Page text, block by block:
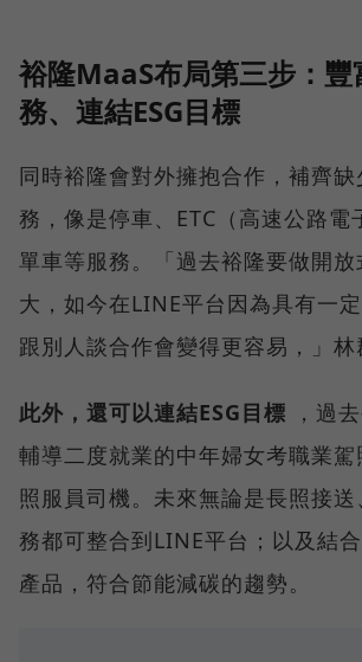
裕隆MaaS布局第三步：豐
務、連結ESG目標
同時裕隆會對外擁抱合作，補齊缺
務，像是停車、ETC（高速公路電
單車等服務。「過去裕隆要做開
大，如今在LINE平台因為具有一
跟別人談合作會變得更容易，」林
此外，還可以連結ESG目標 ，過
輔導二度就業的中年婦女考職業
照服員司機。未來無論是長照接送
務都可整合到LINE平台；以及結
產品，符合節能減碳的趨勢。